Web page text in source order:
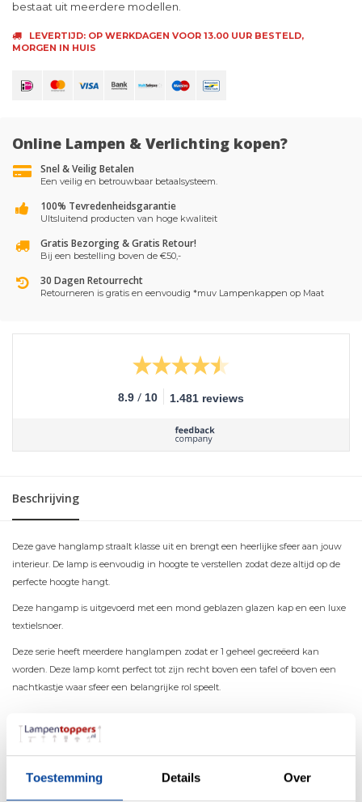
Toestemming Details Over
bestaat uit meerdere modellen.
LEVERTIJD: OP WERKDAGEN VOOR 13.00 UUR BESTELD,
MORGEN IN HUIS
Online Lampen & Verlichting kopen?
Snel & Veilig Betalen
Een veilig en betrouwbaar betaalsysteem.
100% Tevredenheidsgarantie
UItsluitend producten van hoge kwaliteit
Gratis Bezorging & Gratis Retour!
Bij een bestelling boven de €50,-
30 Dagen Retourrecht
Retourneren is gratis en eenvoudig *muv Lampenkappen op Maat
8.9 / 10 1.481 reviews
Beschrijving
Deze gave hanglamp straalt klasse uit en brengt een heerlijke sfeer aan jouw
interieur. De lamp is eenvoudig in hoogte te verstellen zodat deze altijd op de
perfecte hoogte hangt.
Deze hangamp is uitgevoerd met een mond geblazen glazen kap en een luxe
textielsnoer.
Deze serie heeft meerdere hanglampen zodat er 1 geheel gecreëerd kan
worden. Deze lamp komt perfect tot zijn recht boven een tafel of boven een
nachtkastje waar sfeer een belangrijke rol speelt.
Materiaal